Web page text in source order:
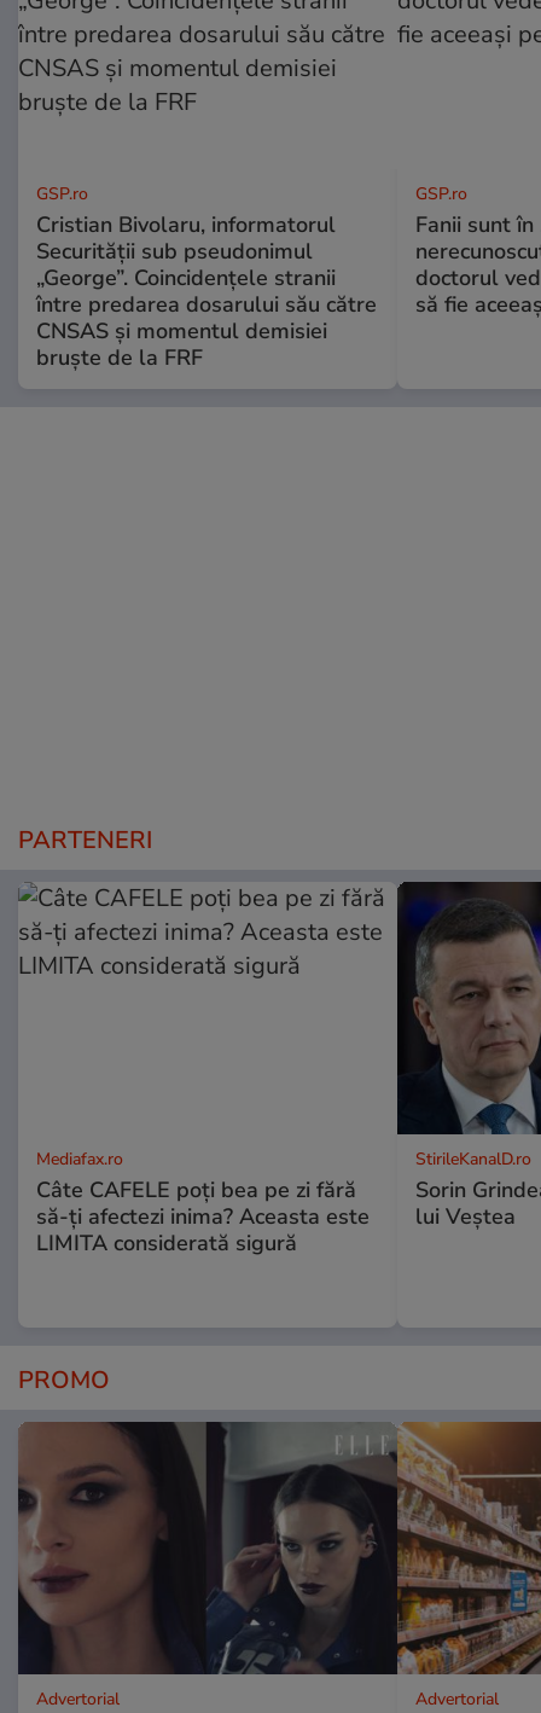
GSP.ro
Cristian Bivolaru, informatorul
Securității sub pseudonimul
„George”. Coincidențele stranii
între predarea dosarului său către
CNSAS și momentul demisiei
bruște de la FRF
GSP.ro
Fanii sunt în
doctorul
să fie
PARTENERI
Mediafax.ro
Câte CAFELE poți bea pe zi fără
să-ți afectezi inima? Aceasta este
LIMITA considerată sigură
StirileKanalD.ro
Sorin
lui Veștea
PROMO
Advertorial Advertorial